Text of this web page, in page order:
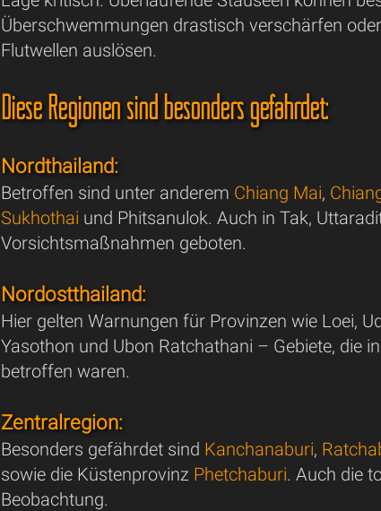
Überschwemmungen drastisch verschärfen
Flutwellen auslösen.
Diese Regionen sind besonders gefährdet:
Nordthailand:
Betroffen sind unter anderem Chiang Mai,
Sukhothai und Phitsanulok. Auch in Tak,
Vorsichtsmaßnahmen geboten.
Nordostthailand:
Hier gelten Warnungen für Provinzen wie Loei,
Yasothon und Ubon Ratchathani – Gebiete, die
betroffen waren.
Zentralregion:
Besonders gefährdet sind Kanchanaburi,
sowie die Küstenprovinz Phetchaburi. Auch die
Beobachtung.